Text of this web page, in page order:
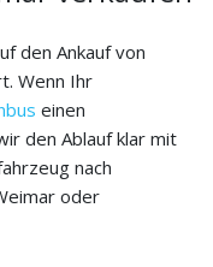
den Ankauf von
Wenn Ihr
einen
den Ablauf klar mit
nach
oder